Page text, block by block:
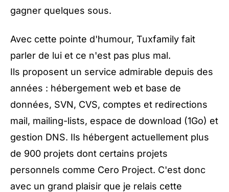
gagner quelques sous.
Avec cette pointe d'humour, Tuxfamily fait
parler de lui et ce n'est pas plus mal.
Ils proposent un service admirable depuis des
années : hébergement web et base de
données, SVN, CVS, comptes et redirections
mail, mailing-lists, espace de download (1Go) et
gestion DNS. Ils hébergent actuellement plus
de 900 projets dont certains projets
personnels comme Cero Project. C'est donc
avec un grand plaisir que je relais cette